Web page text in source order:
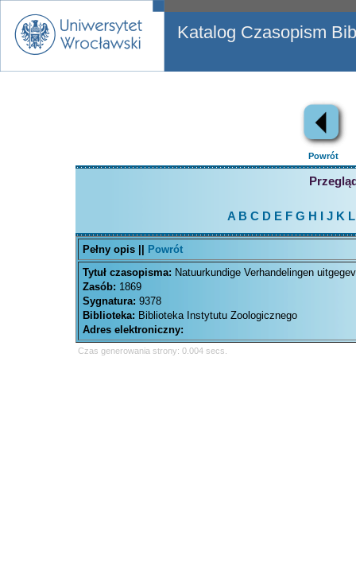
Katalog Czasopism
Powrót
A B C D EFG H J K L
Pełny opis ||
Powrót
Tytuł czasopisma: Natuurkundige Verhandelingen
Zasób: 1869
Sygnatura: 9378
Biblioteka: Biblioteka Instytutu Zoologicznego
Adres elektroniczny:
Czas generowania strony: 0.004 secs.